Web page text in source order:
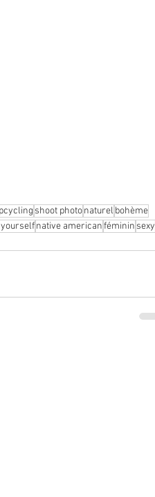
shoot photonaturel bohème
native americanféminin sexy